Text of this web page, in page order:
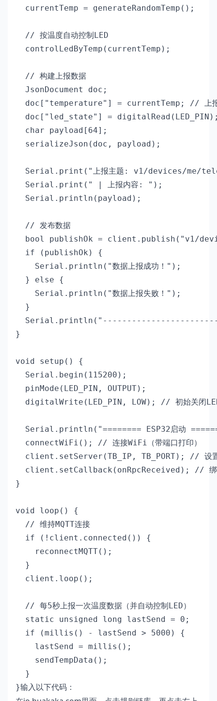
  currentTemp = generateRandomTemp();
  // 按温度自动控制LED
  controlLedByTemp(currentTemp);
  // 构建上报数据
  JsonDocument doc;
doc["temperature"] = currentTemp; // 上报
doc["led_state"] = digitalRead(LED_PIN);
  char payload[64];
  serializeJson(doc, payload);
Serial.print("上报主题: v1/devices/me/
  Serial.print(" | 上报内容: ");
  Serial.println(payload);
  // 发布数据
bool publishOk = client.publish("v1/
  if (publishOk) {
    Serial.println("数据上报成功！");
  } else {
    Serial.println("数据上报失败！");
  }
}
void setup() {
  Serial.begin(115200);
  pinMode(LED_PIN, OUTPUT);
digitalWrite(LED_PIN, LOW); // 初始关闭
Serial.println("======== ESP32启动
  connectWiFi(); // 连接WiFi（带端口打印）
client.setServer(TB_IP, TB_PORT); // 设置
client.setCallback(onRpcReceived); // 绑
}
void loop() {
  // 维持MQTT连接
  if (!client.connected()) {
    reconnectMQTT();
  }
  client.loop();
  // 每5秒上报一次温度数据（并自动控制LED）
  static unsigned long lastSend = 0;
  if (millis() - lastSend > 5000) {
    lastSend = millis();
    sendTempData();
  }
}输入以下代码：